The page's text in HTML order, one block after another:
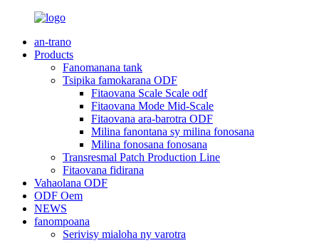
an-trano
Products
Fanomanana tank
Tsipika famokarana ODF
Fitaovana Scale Scale odf
Fitaovana Mode Mid-Scale
Fitaovana ara-barotra ODF
Milina fanontana sy milina fonosana
Milina fonosana fonosana
Transresmal Patch Production Line
Fitaovana fidirana
Vahaolana ODF
ODF Oem
NEWS
fanompoana
Serivisy mialoha ny varotra